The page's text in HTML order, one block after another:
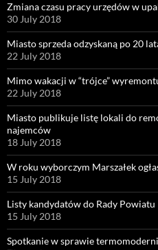
Zmiana czasu pracy urzędów w
30 July 2018
Miasto sprzeda odzyskaną po 20
22 July 2018
Mimo wakacji w “trójce”
22 July 2018
Miasto publikuje listę lokali do
najemców
18 July 2018
W roku wyborczym Marszałek
15 July 2018
Listy kandydatów do Rady Powiatu
15 July 2018
Spotkanie w sprawie